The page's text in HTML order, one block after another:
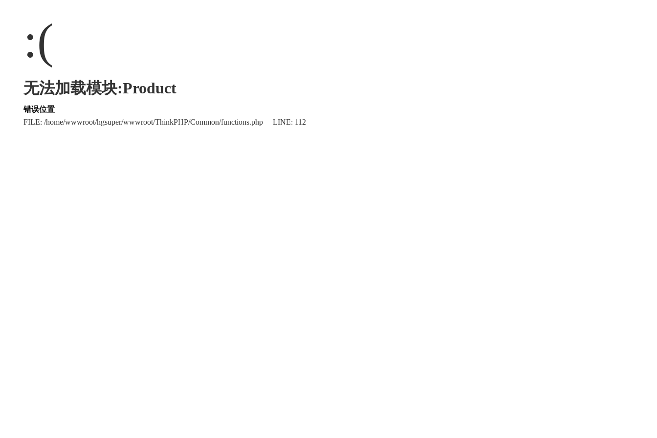
:(
无法加载模块:Product
错误位置
FILE: /home/wwwroot/hgsuper/wwwroot/ThinkPHP/Common/functions.php LINE: 112